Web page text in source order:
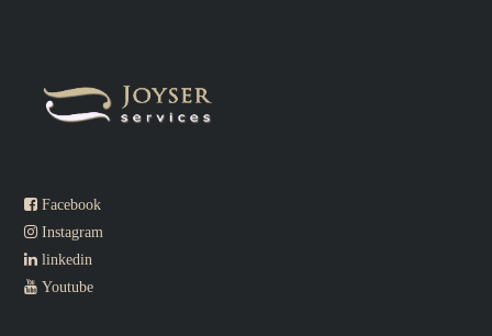
Facebook
Instagram
linkedin
Youtube